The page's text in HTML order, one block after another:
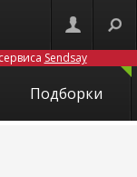
Sendsay
Подборки